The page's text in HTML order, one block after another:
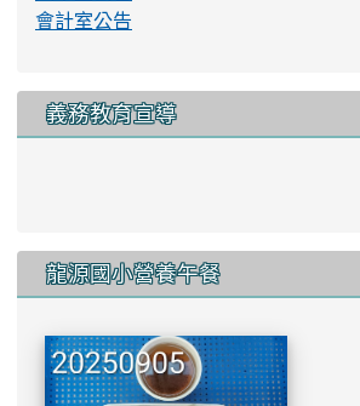
會計室公告
義務教育宣導
龍源國小營養午餐